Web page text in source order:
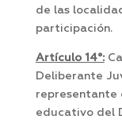
de las
participación.
Artículo 14°:
Deliberante
representante
educativo del